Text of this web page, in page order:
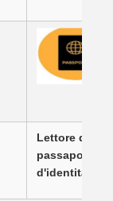
Lettore di
passaporti/
d'identità